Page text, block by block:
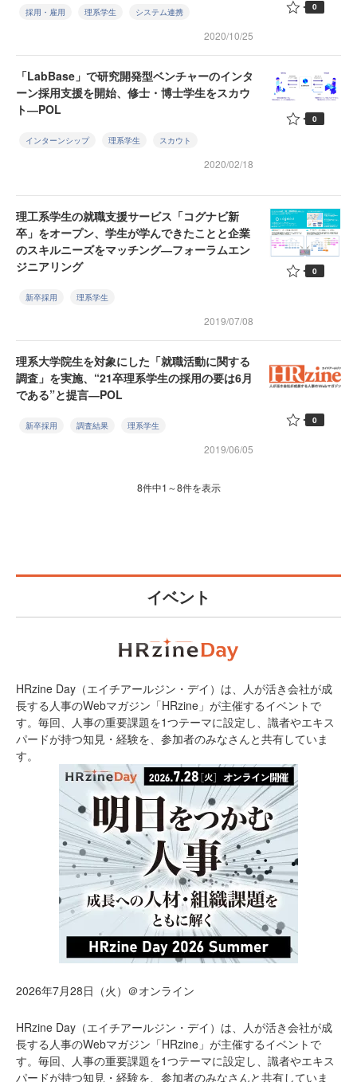
採用・雇用 理系学生 システム連携
2020/10/25
0
「LabBase」で研究開発型ベンチャーのインタ
ーン採用支援を開始、修士・博士学生をスカウ
ト―POL
インターンシップ 理系学生 スカウト
2020/02/18
0
理工系学生の就職支援サービス「コグナビ新
卒」をオープン、学生が学んできたことと企業
のスキルニーズをマッチング―フォーラムエン
ジニアリング
新卒採用 理系学生
2019/07/08
0
理系大学院生を対象にした「就職活動に関する
調査」を実施、“21卒理系学生の採用の要は6月
である”と提言―POL
新卒採用 調査結果 理系学生
2019/06/05
0
8件中1～8件を表示
イベント
HRzine Day（エイチアールジン・デイ）は、人が活き会社が成
長する人事のWebマガジン「HRzine」が主催するイベントで
す。毎回、人事の重要課題を1つテーマに設定し、識者やエキス
パードが持つ知見・経験を、参加者のみなさんと共有していま
す。
2026年7月28日（火）＠オンライン
HRzine Day（エイチアールジン・デイ）は、人が活き会社が成
長する人事のWebマガジン「HRzine」が主催するイベントで
す。毎回、人事の重要課題を1つテーマに設定し、識者やエキス
パードが持つ知見・経験を、参加者のみなさんと共有していま